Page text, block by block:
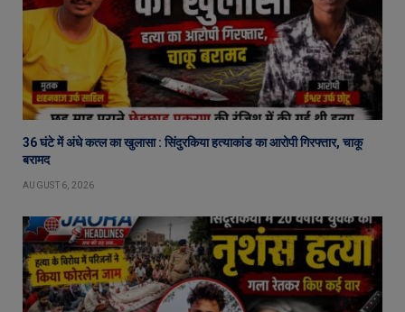
36 घंटे में अंधे कत्ल का खुलासा : सिंदुरकिया हत्याकांड का आरोपी गिरफ्तार, चाकू
बरामद
AUGUST 6, 2026